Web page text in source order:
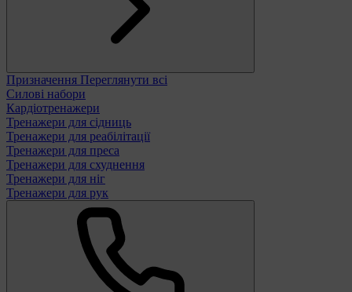
Призначення Переглянути всі
Силові набори
Кардіотренажери
Тренажери для сідниць
Тренажери для реабілітації
Тренажери для преса
Тренажери для схуднення
Тренажери для ніг
Тренажери для рук